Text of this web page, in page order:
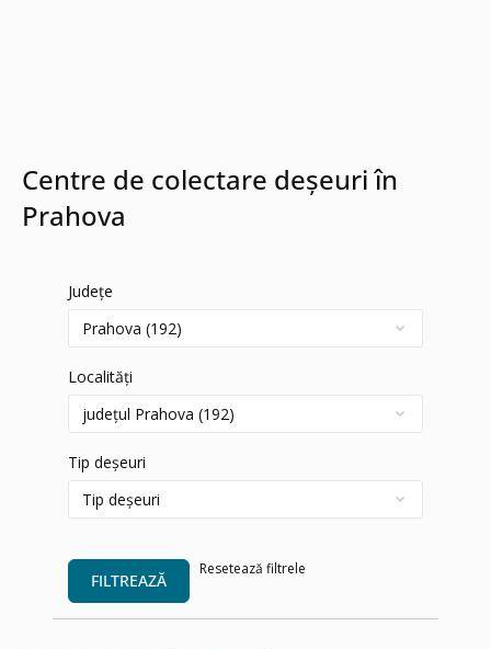
Centre de colectare deșeuri în
Prahova
Județe
Localități
Tip deșeuri
FILTREAZĂ
Resetează filtrele